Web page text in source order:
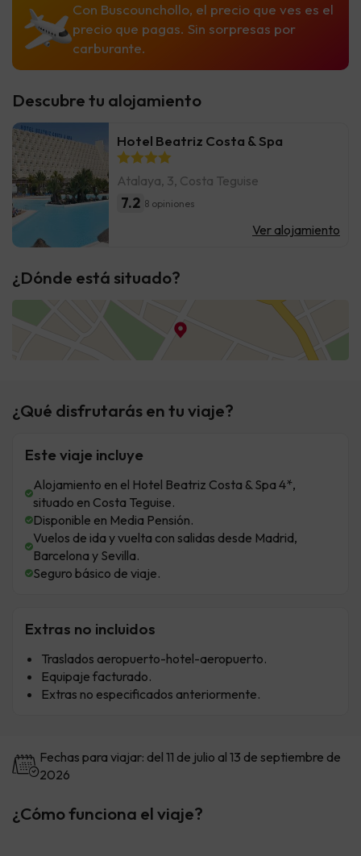
Con Buscounchollo, el precio que ves es el
precio que pagas. Sin sorpresas por
carburante.
Descubre tu alojamiento
Hotel Beatriz Costa & Spa
Atalaya, 3, Costa Teguise
7.2 8 opiniones
Ver alojamiento
¿Dónde está situado?
¿Qué disfrutarás en tu viaje?
Este viaje incluye
Alojamiento en el Hotel Beatriz Costa & Spa 4*,
situado en Costa Teguise.
Disponible en Media Pensión.
Vuelos de ida y vuelta con salidas desde Madrid,
Barcelona y Sevilla.
Seguro básico de viaje.
Extras no incluidos
Traslados aeropuerto-hotel-aeropuerto.
Equipaje facturado.
Extras no especificados anteriormente.
Fechas para viajar: del 11 de julio al 13 de septiembre de
2026
¿Cómo funciona el viaje?